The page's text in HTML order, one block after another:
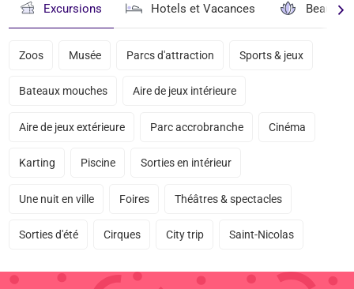
Excursions Hotels et Vacances Beauté
Zoos Musée Parcs d'attraction Sports & jeux
Bateaux mouches Aire de jeux intérieure
Aire de jeux extérieure Parc accrobranche Cinéma
Karting Piscine Sorties en intérieur
Une nuit en ville Foires Théâtres & spectacles
Sorties d'été Cirques City trip Saint-Nicolas